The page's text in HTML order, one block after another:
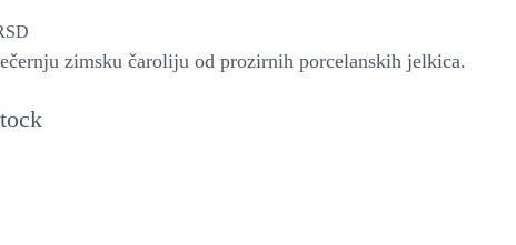
zimsku čaroliju od prozirnih porcelanskih jelkica.